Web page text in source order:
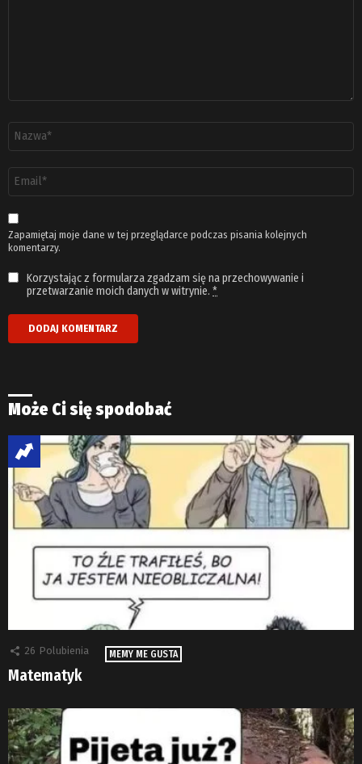
email
*
Zapamiętaj moje dane w tej przeglądarce podczas pisania kolejnych
komentarzy.
Korzystając z formularza zgadzam się na przechowywanie i
przetwarzanie moich danych w witrynie. *
Może Ci się spodobać
26 Polubienia MEMY ME GUSTA
Matematyk